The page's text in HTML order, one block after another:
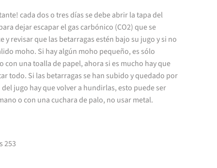
cada dos o tres días se debe abrir la tapa del
dejar escapar el gas carbónico (CO2) que se
y revisar que las betarragas estén bajo su jugo y si no
moho. Si hay algún moho pequeño, es sólo
con una toalla de papel, ahora si es mucho hay que
todo. Si las betarragas se han subido y quedado por
jugo hay que volver a hundirlas, esto puede ser
o con una cuchara de palo, no usar metal.
253